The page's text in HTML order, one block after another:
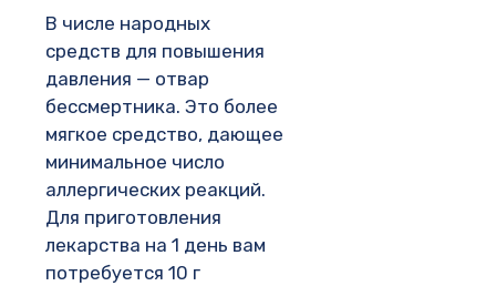
В числе народных
средств для повышения
давления — отвар
бессмертника. Это более
мягкое средство, дающее
минимальное число
аллергических реакций.
Для приготовления
лекарства на 1 день вам
потребуется 10 г